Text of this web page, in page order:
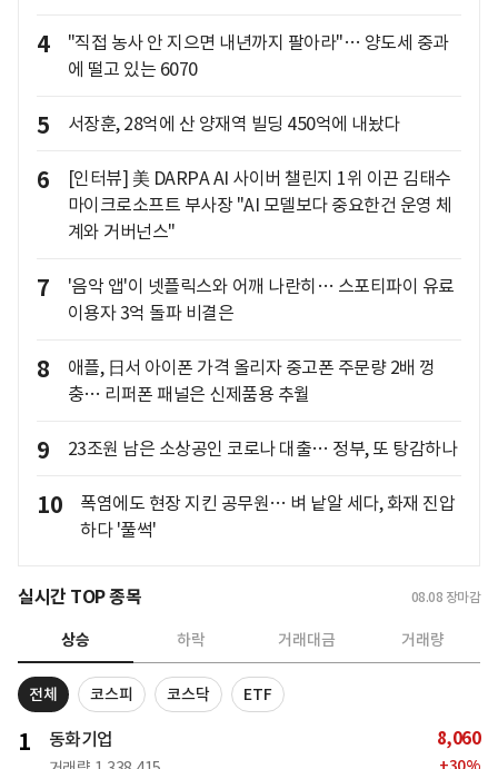
4
"직접 농사 안 지으면 내년까지 팔아라"… 양도세 중과
에 떨고 있는 6070
5 서장훈, 28억에 산 양재역 빌딩 450억에 내놨다
6
[인터뷰] 美 DARPA AI 사이버 챌린지 1위 이끈 김태수
마이크로소프트 부사장 "AI 모델보다 중요한건 운영 체
계와 거버넌스"
7
'음악 앱'이 넷플릭스와 어깨 나란히… 스포티파이 유료
이용자 3억 돌파 비결은
8
애플, 日서 아이폰 가격 올리자 중고폰 주문량 2배 껑
충… 리퍼폰 패널은 신제품용 추월
9 23조원 남은 소상공인 코로나 대출… 정부, 또 탕감하나
10
폭염에도 현장 지킨 공무원… 벼 낱알 세다, 화재 진압
하다 '풀썩'
실시간 TOP 종목 08.08 장마감
상승 하락 거래대금 거래량
전체 코스피 코스닥 ETF
1 동화기업 8,060